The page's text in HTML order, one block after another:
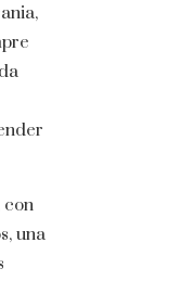
con
una